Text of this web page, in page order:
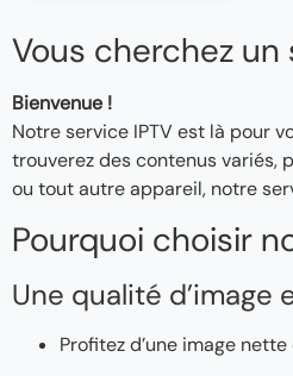
Vous cherchez
Bienvenue !
Notre service IPTV est là pour
trouverez des contenus variés,
ou tout autre appareil, notre
Pourquoi choisir
Une qualité d’image
Profitez d’une image